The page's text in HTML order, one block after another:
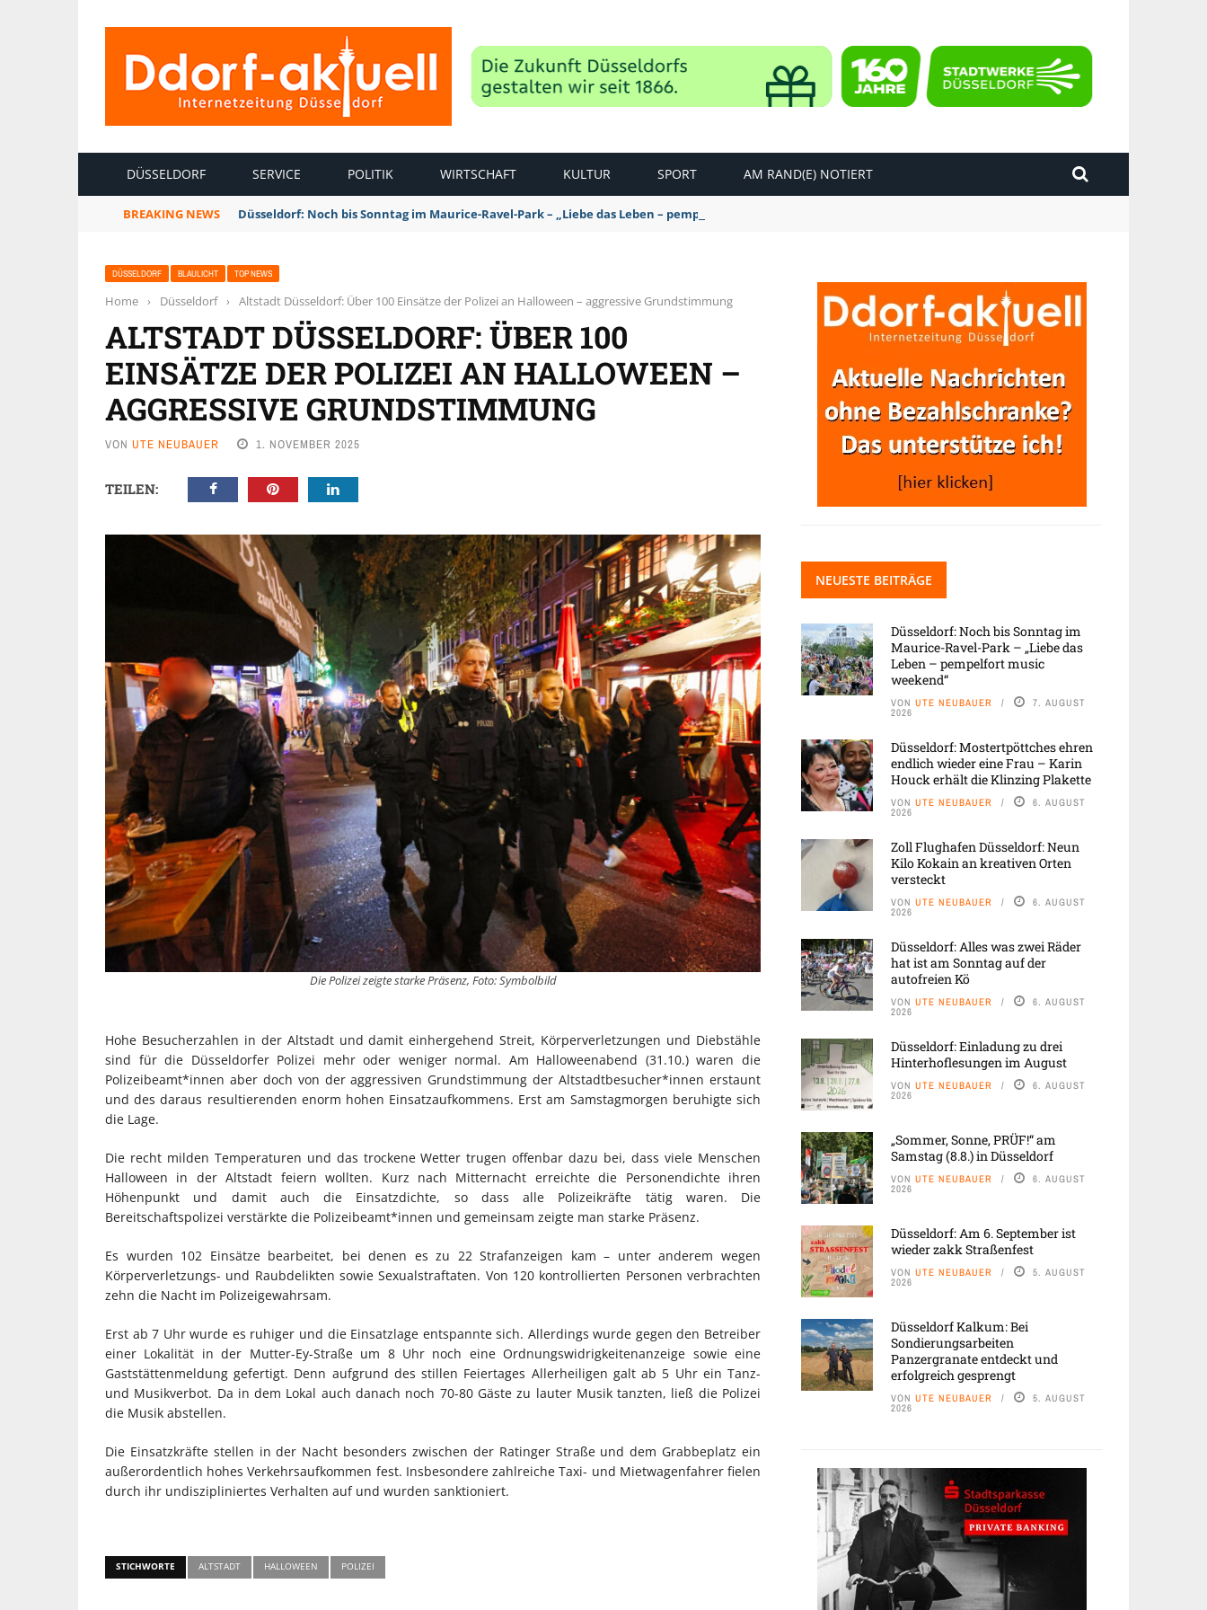
DÜSSELDORF SERVICE POLITIK WIRTSCHAFT KULTUR SPORT AM RAND(E) NOTIERT
BREAKING NEWS Düsseldorf: Noch bis Sonntag im Maurice-Ravel-Park – „Liebe das Leben – pempelfort music weekend“
DÜSSELDORF BLAULICHT TOP NEWS
Home › Düsseldorf › Altstadt Düsseldorf: Über 100 Einsätze der Polizei an Halloween – aggressive Grundstimmung
ALTSTADT DÜSSELDORF: ÜBER 100
EINSÄTZE DER POLIZEI AN HALLOWEEN –
AGGRESSIVE GRUNDSTIMMUNG
VON UTE NEUBAUER 1. NOVEMBER 2025
TEILEN:
Die Polizei zeigte starke Präsenz, Foto: Symbolbild
Hohe Besucherzahlen in der Altstadt und damit einhergehend Streit, Körperverletzungen und Diebstähle
sind für die Düsseldorfer Polizei mehr oder weniger normal. Am Halloweenabend (31.10.) waren die
Polizeibeamt*innen aber doch von der aggressiven Grundstimmung der Altstadtbesucher*innen erstaunt
und des daraus resultierenden enorm hohen Einsatzaufkommens. Erst am Samstagmorgen beruhigte sich
die Lage.
Die recht milden Temperaturen und das trockene Wetter trugen offenbar dazu bei, dass viele Menschen
Halloween in der Altstadt feiern wollten. Kurz nach Mitternacht erreichte die Personendichte ihren
Höhenpunkt und damit auch die Einsatzdichte, so dass alle Polizeikräfte tätig waren. Die
Bereitschaftspolizei verstärkte die Polizeibeamt*innen und gemeinsam zeigte man starke Präsenz.
Es wurden 102 Einsätze bearbeitet, bei denen es zu 22 Strafanzeigen kam – unter anderem wegen
Körperverletzungs- und Raubdelikten sowie Sexualstraftaten. Von 120 kontrollierten Personen verbrachten
zehn die Nacht im Polizeigewahrsam.
Erst ab 7 Uhr wurde es ruhiger und die Einsatzlage entspannte sich. Allerdings wurde gegen den Betreiber
einer Lokalität in der Mutter-Ey-Straße um 8 Uhr noch eine Ordnungswidrigkeitenanzeige sowie eine
Gaststättenmeldung gefertigt. Denn aufgrund des stillen Feiertages Allerheiligen galt ab 5 Uhr ein Tanz-
und Musikverbot. Da in dem Lokal auch danach noch 70-80 Gäste zu lauter Musik tanzten, ließ die Polizei
die Musik abstellen.
Die Einsatzkräfte stellen in der Nacht besonders zwischen der Ratinger Straße und dem Grabbeplatz ein
außerordentlich hohes Verkehrsaufkommen fest. Insbesondere zahlreiche Taxi- und Mietwagenfahrer fielen
durch ihr undiszipliniertes Verhalten auf und wurden sanktioniert.
STICHWORTE ALTSTADT HALLOWEEN POLIZEI
NEUESTE BEITRÄGE
Düsseldorf: Noch bis Sonntag im
Maurice-Ravel-Park – „Liebe das
Leben – pempelfort music
weekend“
VON UTE NEUBAUER 7. AUGUST
2026
Düsseldorf: Mostertpöttches ehren
endlich wieder eine Frau – Karin
Houck erhält die Klinzing Plakette
VON UTE NEUBAUER 6. AUGUST
2026
Zoll Flughafen Düsseldorf: Neun
Kilo Kokain an kreativen Orten
versteckt
VON UTE NEUBAUER 6. AUGUST
2026
Düsseldorf: Alles was zwei Räder
hat ist am Sonntag auf der
autofreien Kö
VON UTE NEUBAUER 6. AUGUST
2026
Düsseldorf: Einladung zu drei
Hinterhoflesungen im August
VON UTE NEUBAUER 6. AUGUST
2026
„Sommer, Sonne, PRÜF!“ am
Samstag (8.8.) in Düsseldorf
VON UTE NEUBAUER 6. AUGUST
2026
Düsseldorf: Am 6. September ist
wieder zakk Straßenfest
VON UTE NEUBAUER 5. AUGUST
2026
Düsseldorf Kalkum: Bei
Sondierungsarbeiten
Panzergranate entdeckt und
erfolgreich gesprengt
VON UTE NEUBAUER 5. AUGUST
2026